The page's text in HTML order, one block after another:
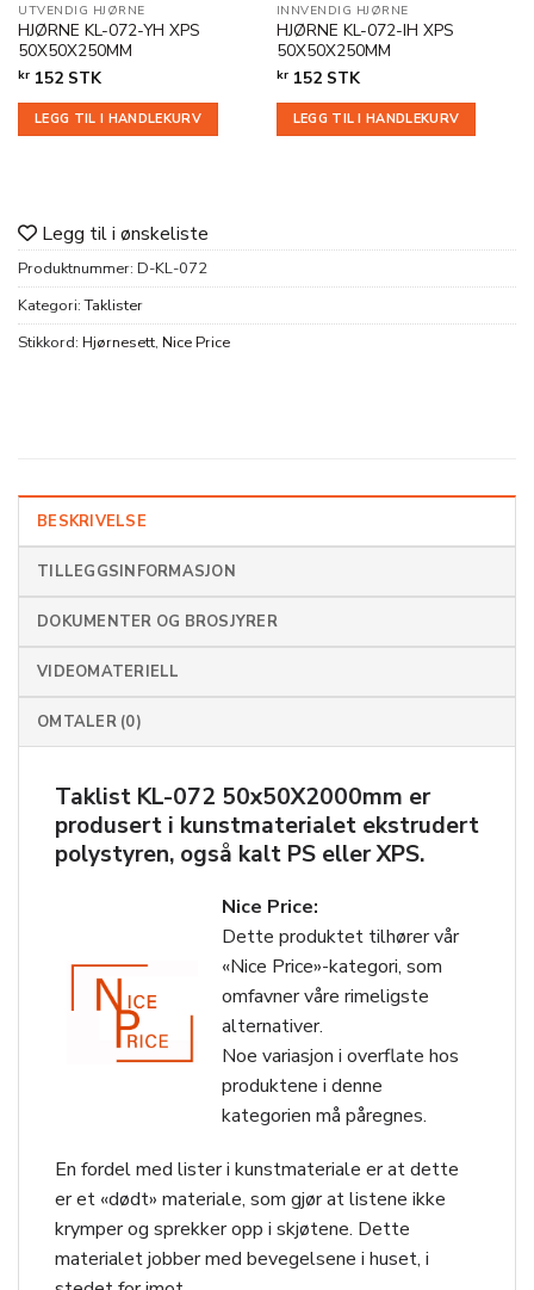
UTVENDIG HJØRNE
HJØRNE KL-072-YH XPS
50X50X250MM
kr 152 STK
LEGG TIL I HANDLEKURV
INNVENDIG HJØRNE
HJØRNE KL-072-IH XPS
50X50X250MM
kr152 STK
LEGG TIL I HANDLEKURV
Legg til i ønskeliste
Produktnummer: D-KL-072
Kategori:Taklister
Stikkord: Hjørnesett, Nice Price
BESKRIVELSE
TILLEGGSINFORMASJON
DOKUMENTER OG BROSJYRER
VIDEOMATERIELL
OMTALER (0)
Taklist KL-072 50x50X2000mm er
produsert i kunstmaterialet ekstrudert
polystyren, også kalt PS eller XPS.
Nice Price:
Dette produktet tilhører vår
«Nice Price»-kategori, som
omfavner våre rimeligste
alternativer.
Noe variasjon i overflate hos
produktene i denne
kategorien må påregnes.
En fordel med lister i kunstmateriale er at dette
er et «dødt» materiale, som gjør at listene ikke
krymper og sprekker opp i skjøtene. Dette
materialet jobber med bevegelsene i huset, i